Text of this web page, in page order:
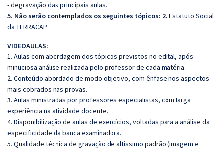
- degravação das principais aulas.
5. Não serão contemplados os seguintes tópicos: 2. Estatuto Social
da TERRACAP
VIDEOAULAS:
1. Aulas com abordagem dos tópicos previstos no edital, após
minuciosa análise realizada pelo professor de cada matéria.
2. Conteúdo abordado de modo objetivo, com ênfase nos aspectos
mais cobrados nas provas.
3. Aulas ministradas por professores especialistas, com larga
experiência na atividade docente.
4. Disponibilização de aulas de exercícios, voltadas para a análise da
especificidade da banca examinadora.
5. Qualidade técnica de gravação de altíssimo padrão (imagem e